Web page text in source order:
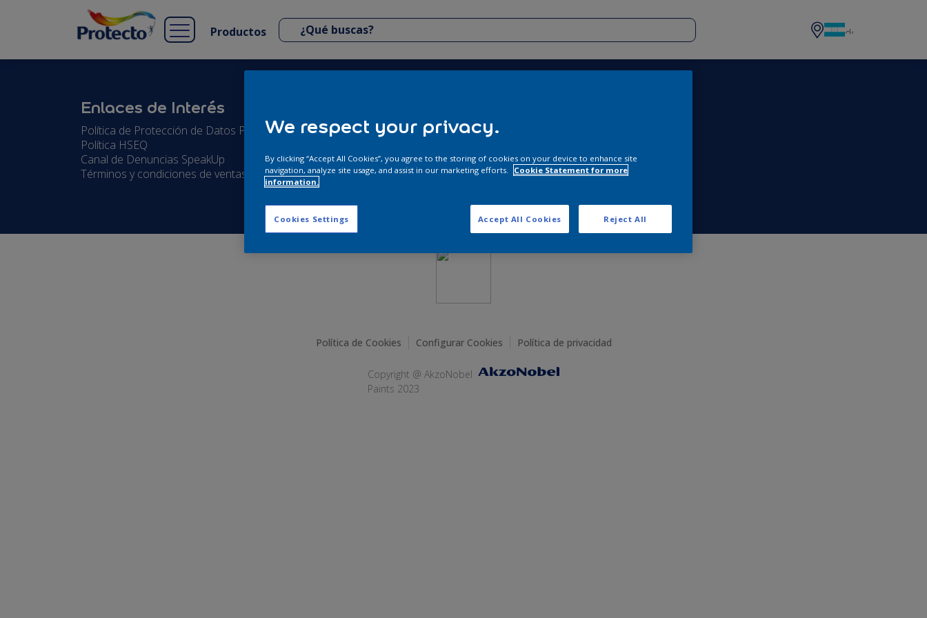
Productos
Enlaces de Interés
Política de Protección de Datos Personales
Política HSEQ
Canal de Denuncias SpeakUp
Términos y condiciones de ventas 2025
Horario de atención: lunes a
viernes de 8 a.m. a 5 p.m. y
sábados de 8 a.m. a 12 m.
Política de Cookies Configurar Cookies Política de privacidad
Copyright @ AkzoNobel
Paints 2023
We respect your privacy.
By clicking “Accept All Cookies”, you agree to the storing of cookies on your device to enhance site
navigation, analyze site usage, and assist in our marketing efforts.
Cookie Statement for more
information.
Cookies Settings Reject All
Accept All Cookies